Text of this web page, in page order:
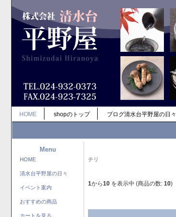
HOME shopのトップ ブログ清水台平野屋の日々
Menu
HOME
清水台平野屋の日々
イベント案内
おすすめの商品
カートを見る
チリ
1から10 を表示中 (商品の数: 10)